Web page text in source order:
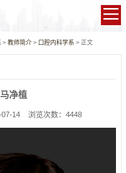
> 教师简介> 口腔内科学系 > 正文
马净植
07-14 浏览次数： 4448